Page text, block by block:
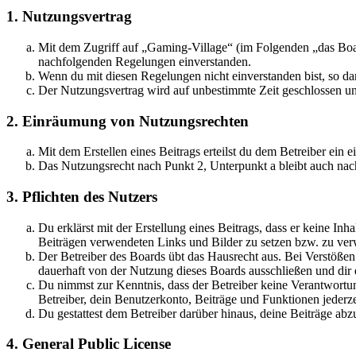
1. Nutzungsvertrag
Mit dem Zugriff auf „Gaming-Village“ (im Folgenden „das
nachfolgenden Regelungen einverstanden.
Wenn du mit diesen Regelungen nicht einverstanden bist, so
Der Nutzungsvertrag wird auf unbestimmte Zeit geschlossen
2. Einräumung von Nutzungsrechten
Mit dem Erstellen eines Beitrags erteilst du dem Betreiber ein
Das Nutzungsrecht nach Punkt 2, Unterpunkt a bleibt auch
3. Pflichten des Nutzers
Du erklärst mit der Erstellung eines Beitrags, dass er keine
Beiträgen verwendeten Links und Bilder zu setzen bzw. zu
Der Betreiber des Boards übt das Hausrecht aus. Bei
dauerhaft von der Nutzung dieses Boards ausschließen und
Du nimmst zur Kenntnis, dass der Betreiber keine
Betreiber, dein Benutzerkonto, Beiträge und Funktionen
Du gestattest dem Betreiber darüber hinaus, deine Beiträge
4. General Public License